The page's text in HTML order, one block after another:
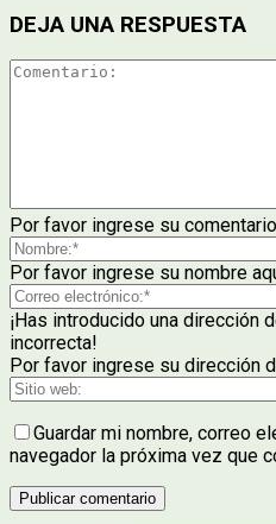
DEJA UNA RESPUESTA
Por favor ingrese su
Por favor ingrese su nombre
¡Has introducido una dirección
incorrecta!
Por favor ingrese su dirección
Guardar mi nombre, correo
navegador la próxima vez que